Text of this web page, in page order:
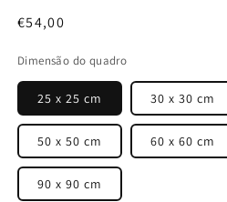
modal
Preço
€54,00
Dimensão do quadro
25 x 25 cm 30 x 30 cm
50 x 50 cm 60 x 60 cm
90 x 90 cm